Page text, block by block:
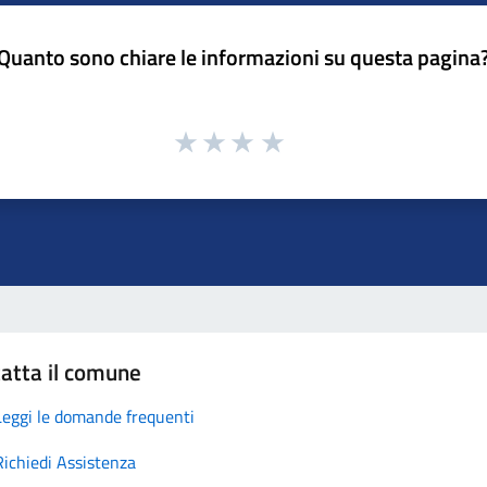
sono chiare le informazioni su questa
il comune
le domande frequenti
Assistenza